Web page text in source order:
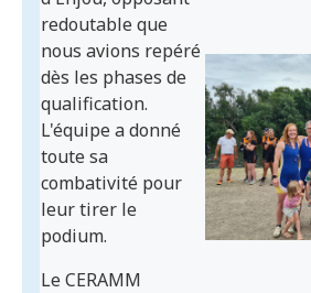
redoutable que
nous avions repéré
dès les phases de
qualification.
L'équipe a donné
toute sa
combativité pour
leur tirer le
podium.
Le CERAMM